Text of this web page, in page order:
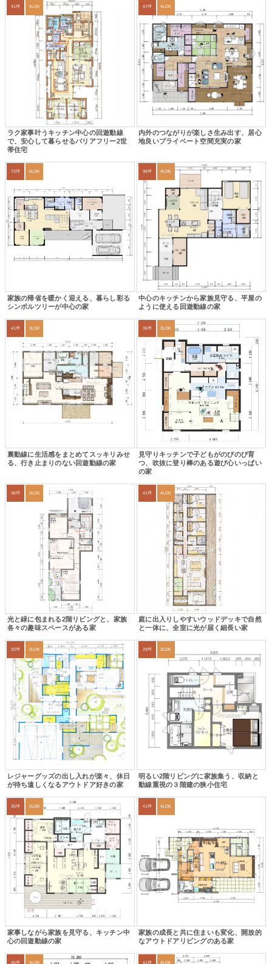
41坪 4LDK
ラク家事叶うキッチン中心の回遊動線
で、安心して暮らせるバリアフリー2世
帯住宅
47坪 4LDK
内外のつながりが楽しさ生み出す、居心
地良いプライベート空間充実の家
73坪 6LDK
家族の帰省を暖かく迎える、暮らし彩る
シンボルツリーが中心の家
36坪 4LDK
中心のキッチンから家族見守る、平屋の
ように使える回遊動線の家
41坪 3LDK
裏動線に生活感をまとめてスッキリみせ
る、行き止まりのない回遊動線の家
35坪 3LDK
見守りキッチンで子どもがのびのび育
つ、吹抜に登り棒のある遊び心いっぱい
の家
36坪 3LDK
光と緑に包まれる2階リビングと、家族
各々の趣味スペースがある家
41坪 4LDK
庭に出入りしやすいウッドデッキで自然
と一体に、全室に光が届く細長い家
32坪 3LDK
レジャーグッズの出し入れが楽々、休日
が待ち遠しくなるアウトドア好きの家
29坪 2LDK
明るい2階リビングに家族集う、収納と
動線重視の３階建の狭小住宅
30坪 2LDK
家事しながら家族を見守る、キッチン中
心の回遊動線の家
41坪 4LDK
家族の成長と共に住まいも変化、開放的
なアウトドアリビングのある家
45坪 3LDK 41坪 4LDK